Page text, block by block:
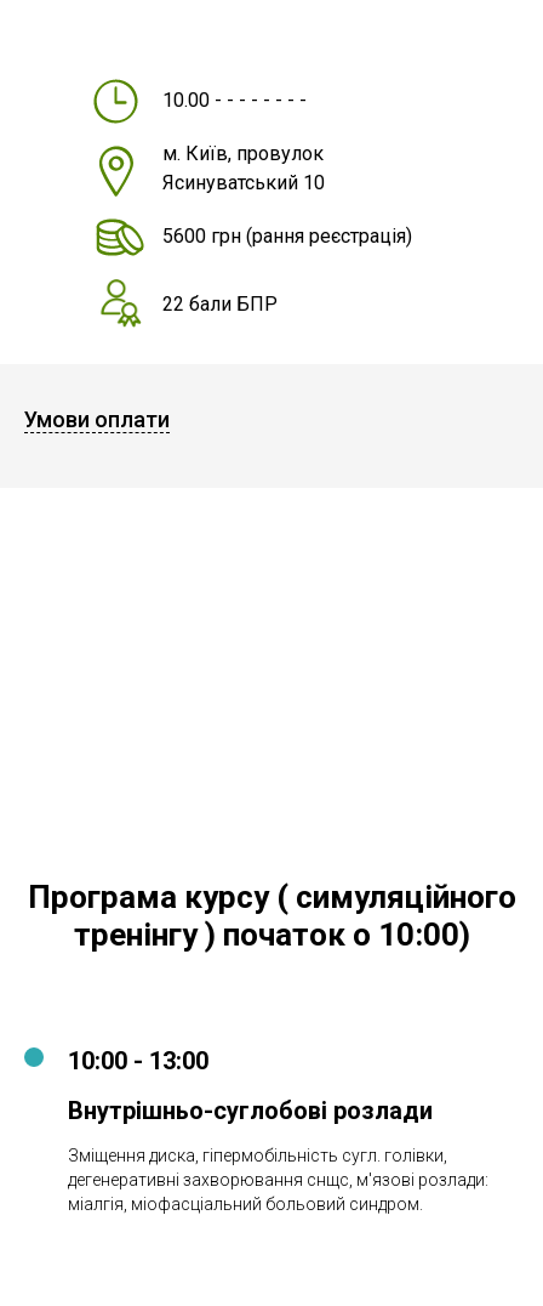
10.00 - - - - - - - -
м. Київ, провулок
Ясинуватський 10
5600 грн (рання реєстрація)
22 бали БПР
Умови оплати
Програма курсу ( симуляційного
тренінгу ) початок о 10:00)
10:00 - 13:00
Внутрішньо-суглобові розлади
Зміщення диска, гіпермобільність сугл. голівки,
дегенеративні захворювання снщс, м'язові розлади:
міалгія, міофасціальний больовий синдром.